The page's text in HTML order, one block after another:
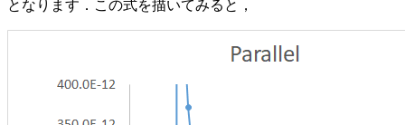
となります．この式を描いてみると，